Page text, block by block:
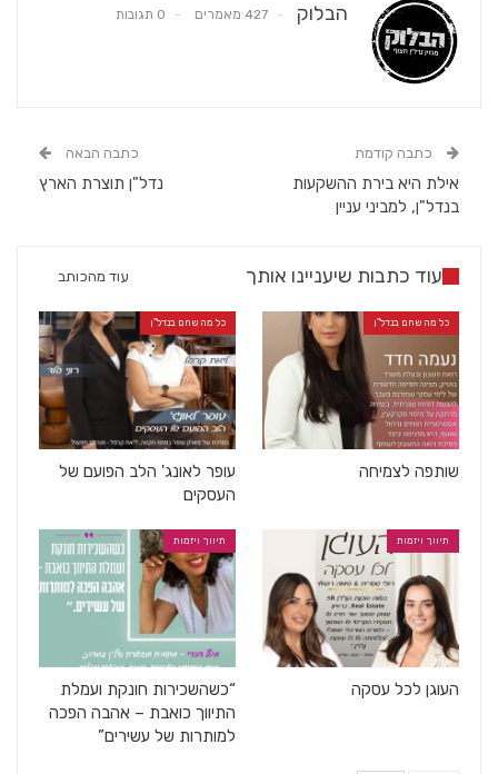
הבלוק 427 מאמרים 0 תגובות
כתבה קודמת
אילת היא בירת ההשקעות
בנדל"ן, למביני עניין
כתבה הבאה
נדל"ן תוצרת הארץ
עוד כתבות שיעניינו אותך עוד מהכותב
כל מה שחם בנדל"ן
שותפה לצמיחה
כל מה שחם בנדל"ן
עופר לאונג' הלב הפועם של
העסקים
תיווך ויזמות
העוגן לכל עסקה
תיווך ויזמות
“כשהשכירות חונקת ועמלת
התיווך כואבת – אהבה הפכה
למותרות של עשירים”